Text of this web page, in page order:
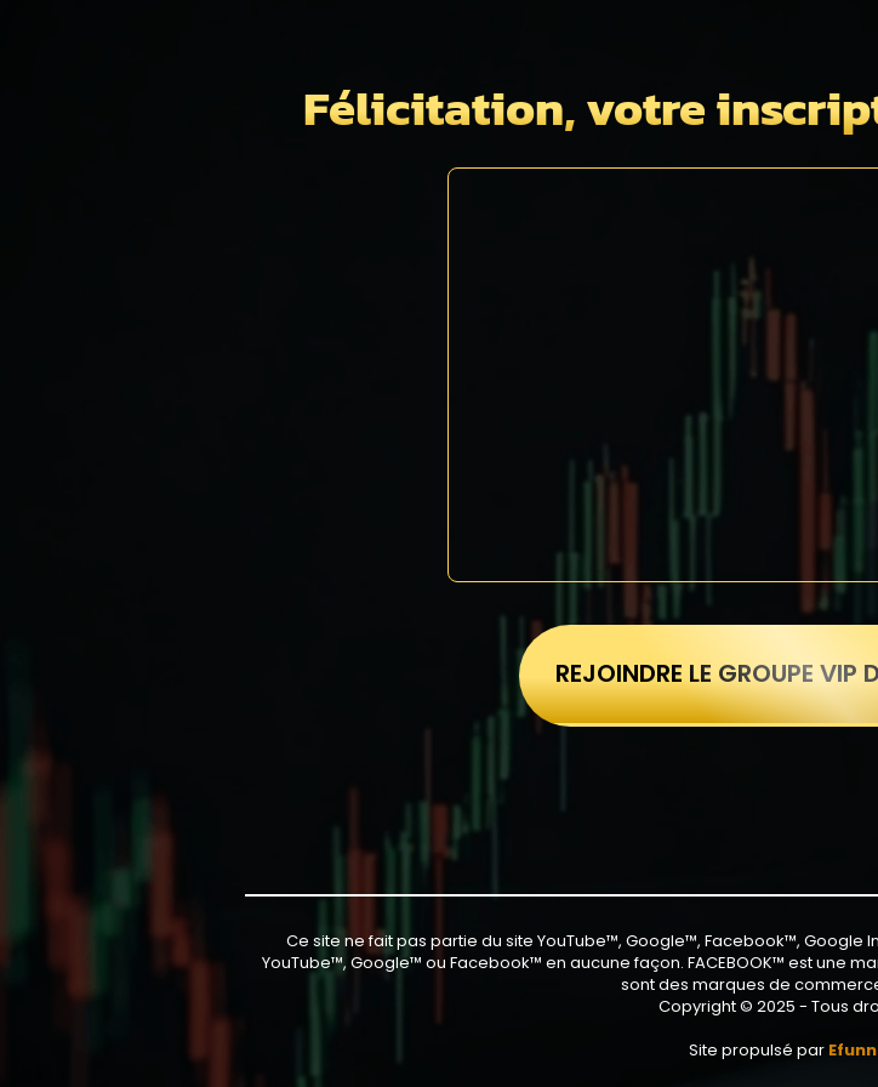
Félicitation, votre
REJOINDRE LE GROUPE VIP
Ce site ne fait pas partie du site YouTube™, Google™, Facebook™, Google
YouTube™, Google™ ou Facebook™ en aucune façon. FACEBOOK™ est une
sont des marques de commerce
Copyright © 2025 - Tous
Site propulsé par